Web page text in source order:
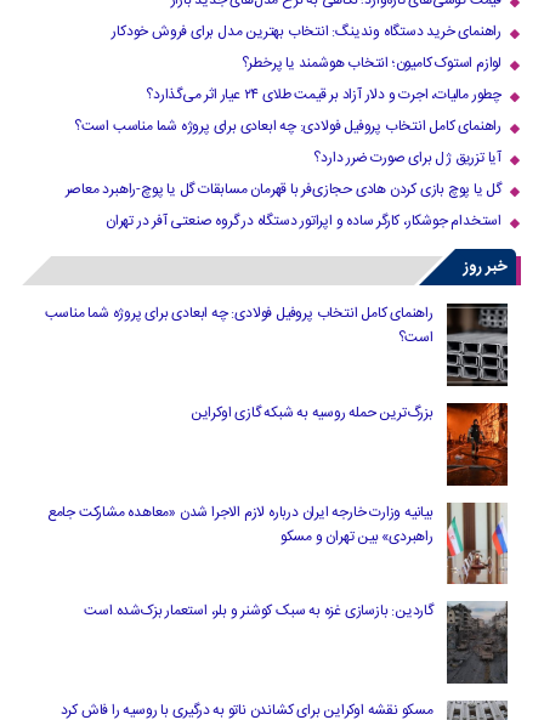
راهنمای خرید دستگاه وندینگ: انتخاب بهترین مدل برای فروش خودکار
لوازم استوک کامیون؛ انتخاب هوشمند یا پرخطر؟
چطور مالیات، اجرت و دلار آزاد بر قیمت طلای ۲۴ عیار اثر می‌گذارد؟
راهنمای کامل انتخاب پروفیل فولادی: چه ابعادی برای پروژه شما مناسب است؟
آیا تزریق ژل برای صورت ضرر دارد​؟
گل یا پوچ بازی کردن هادی حجازی‌فر با قهرمان مسابقات گل یا پوچ-راهبرد معاصر
استخدام جوشکار، کارگر ساده و اپراتور دستگاه در گروه صنعتی آفر در تهران
خبر روز
راهنمای کامل انتخاب پروفیل فولادی: چه ابعادی برای پروژه شما مناسب
است؟
بزرگ‌ترین حمله روسیه به شبکه گازی اوکراین
بیانیه وزارت خارجه ایران درباره لازم‌ الاجرا شدن «معاهده مشارکت جامع
راهبردی» بین تهران و مسکو
گاردین: بازسازی غزه به سبک کوشنر و بلر، استعمار بزک‌شده است
مسکو نقشه اوکراین برای کشاندن ناتو به درگیری با روسیه را فاش کرد